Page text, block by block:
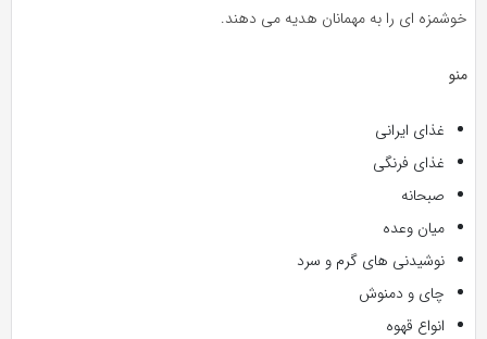
خوشمزه ای را به مهمانان هدیه می دهند.
منو
غذای ایرانی
غذای فرنگی
صبحانه
میان وعده
نوشیدنی های گرم و سرد
چای و دمنوش
انواع قهوه